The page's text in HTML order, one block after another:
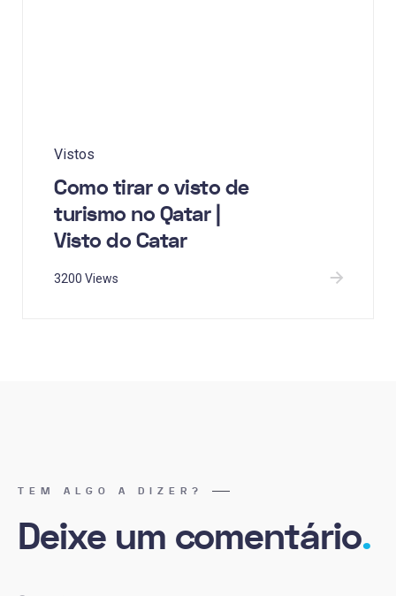
Vistos
Como tirar o visto de
turismo no Qatar |
Visto do Catar
3200 Views
TEM ALGO A DIZER?
Deixe um comentário.